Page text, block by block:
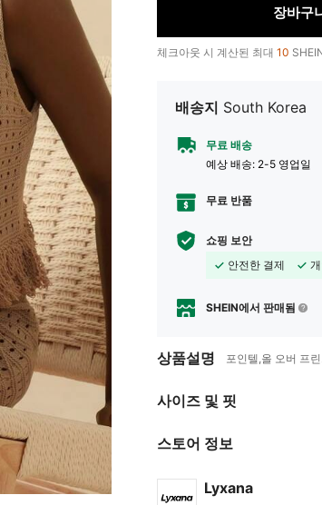
장바구
체크아웃 시 계산된 최대 10
배송지 South Korea
무료 배송
예상 배송: 2-5 영업일
무료 반품
쇼핑 보안
안전한 결제
SHEIN에서 판매됨
상품설명 포인텔,올 오버 프
사이즈 및 핏
스토어 정보
Lyxana
4.90